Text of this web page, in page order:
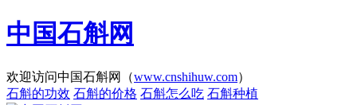
中国石斛网
欢迎访问中国石斛网（www.cnshihuw.com）
石斛的功效 石斛的价格 石斛怎么吃 石斛种植